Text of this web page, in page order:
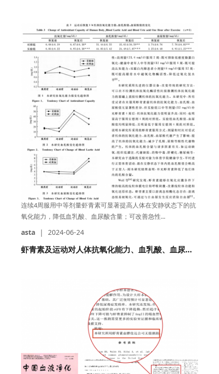
连续4周服用中等剂量虾青素可显著提高人体在安静状态下的抗
氧化能力，降低血乳酸、血尿酸含量；可改善急性...
asta | 2024-06-24
虾青素及运动对人体抗氧化能力、血乳酸、血尿酸代谢的影响